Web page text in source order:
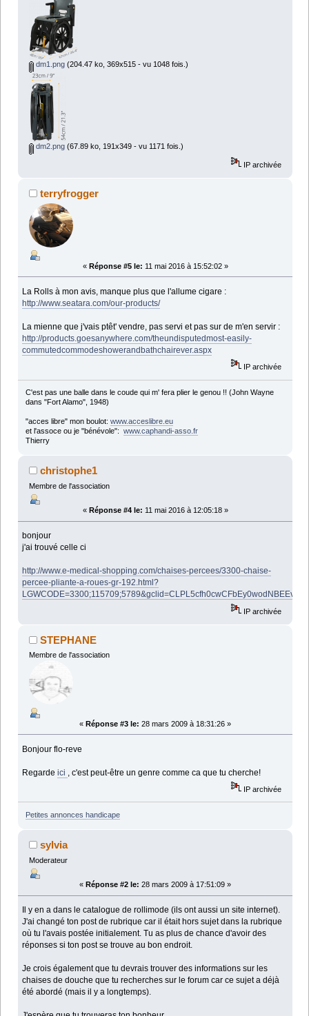
dm1.png(204.47 ko, 369x515 - vu 1048 fois.)
dm2.png(67.89 ko, 191x349 - vu 1171 fois.)
IP archivée
terryfrogger
« Réponse #5 le: 11 mai 2016 à 15:52:02 »
La Rolls à mon avis, manque plus que l'allume cigare :
http://www.seatara.com/our-products/
La mienne que j'vais ptêt' vendre, pas servi et pas sur de m'en servir :
http://products.goesanywhere.com/theundisputedmost-easily-
commutedcommodeshowerandbathchairever.aspx
IP archivée
C'est pas une balle dans le coude qui m' fera plier le genou !! (John Wayne
dans "Fort Alamo", 1948)
"acces libre" mon boulot: www.acceslibre.eu
et l'assoce ou je "bénévole": www.caphandi-asso.fr
Thierry
christophe1
Membre de l'association
« Réponse #4 le: 11 mai 2016 à 12:05:18 »
bonjour
j'ai trouvé celle ci
http://www.e-medical-shopping.com/chaises-percees/3300-chaise-
percee-pliante-a-roues-gr-192.html?
LGWCODE=3300;115709;5789&gclid=CLPL5cfh0cwCFbEy0wodNBEEvA
IP archivée
STEPHANE
Membre de l'association
« Réponse #3 le: 28 mars 2009 à 18:31:26 »
Bonjour flo-reve
Regardeici , c'est peut-être un genre comme ca que tu cherche!
IP archivée
Petites annonces handicape
sylvia
Moderateur
« Réponse #2 le: 28 mars 2009 à 17:51:09 »
Il y en a dans le catalogue de rollimode (ils ont aussi un site internet).
J'ai changé ton post de rubrique car il était hors sujet dans la rubrique
où tu l'avais postée initialement. Tu as plus de chance d'avoir des
réponses si ton post se trouve au bon endroit.
Je crois également que tu devrais trouver des informations sur les
chaises de douche que tu recherches sur le forum car ce sujet a déjà
été abordé (mais il y a longtemps).